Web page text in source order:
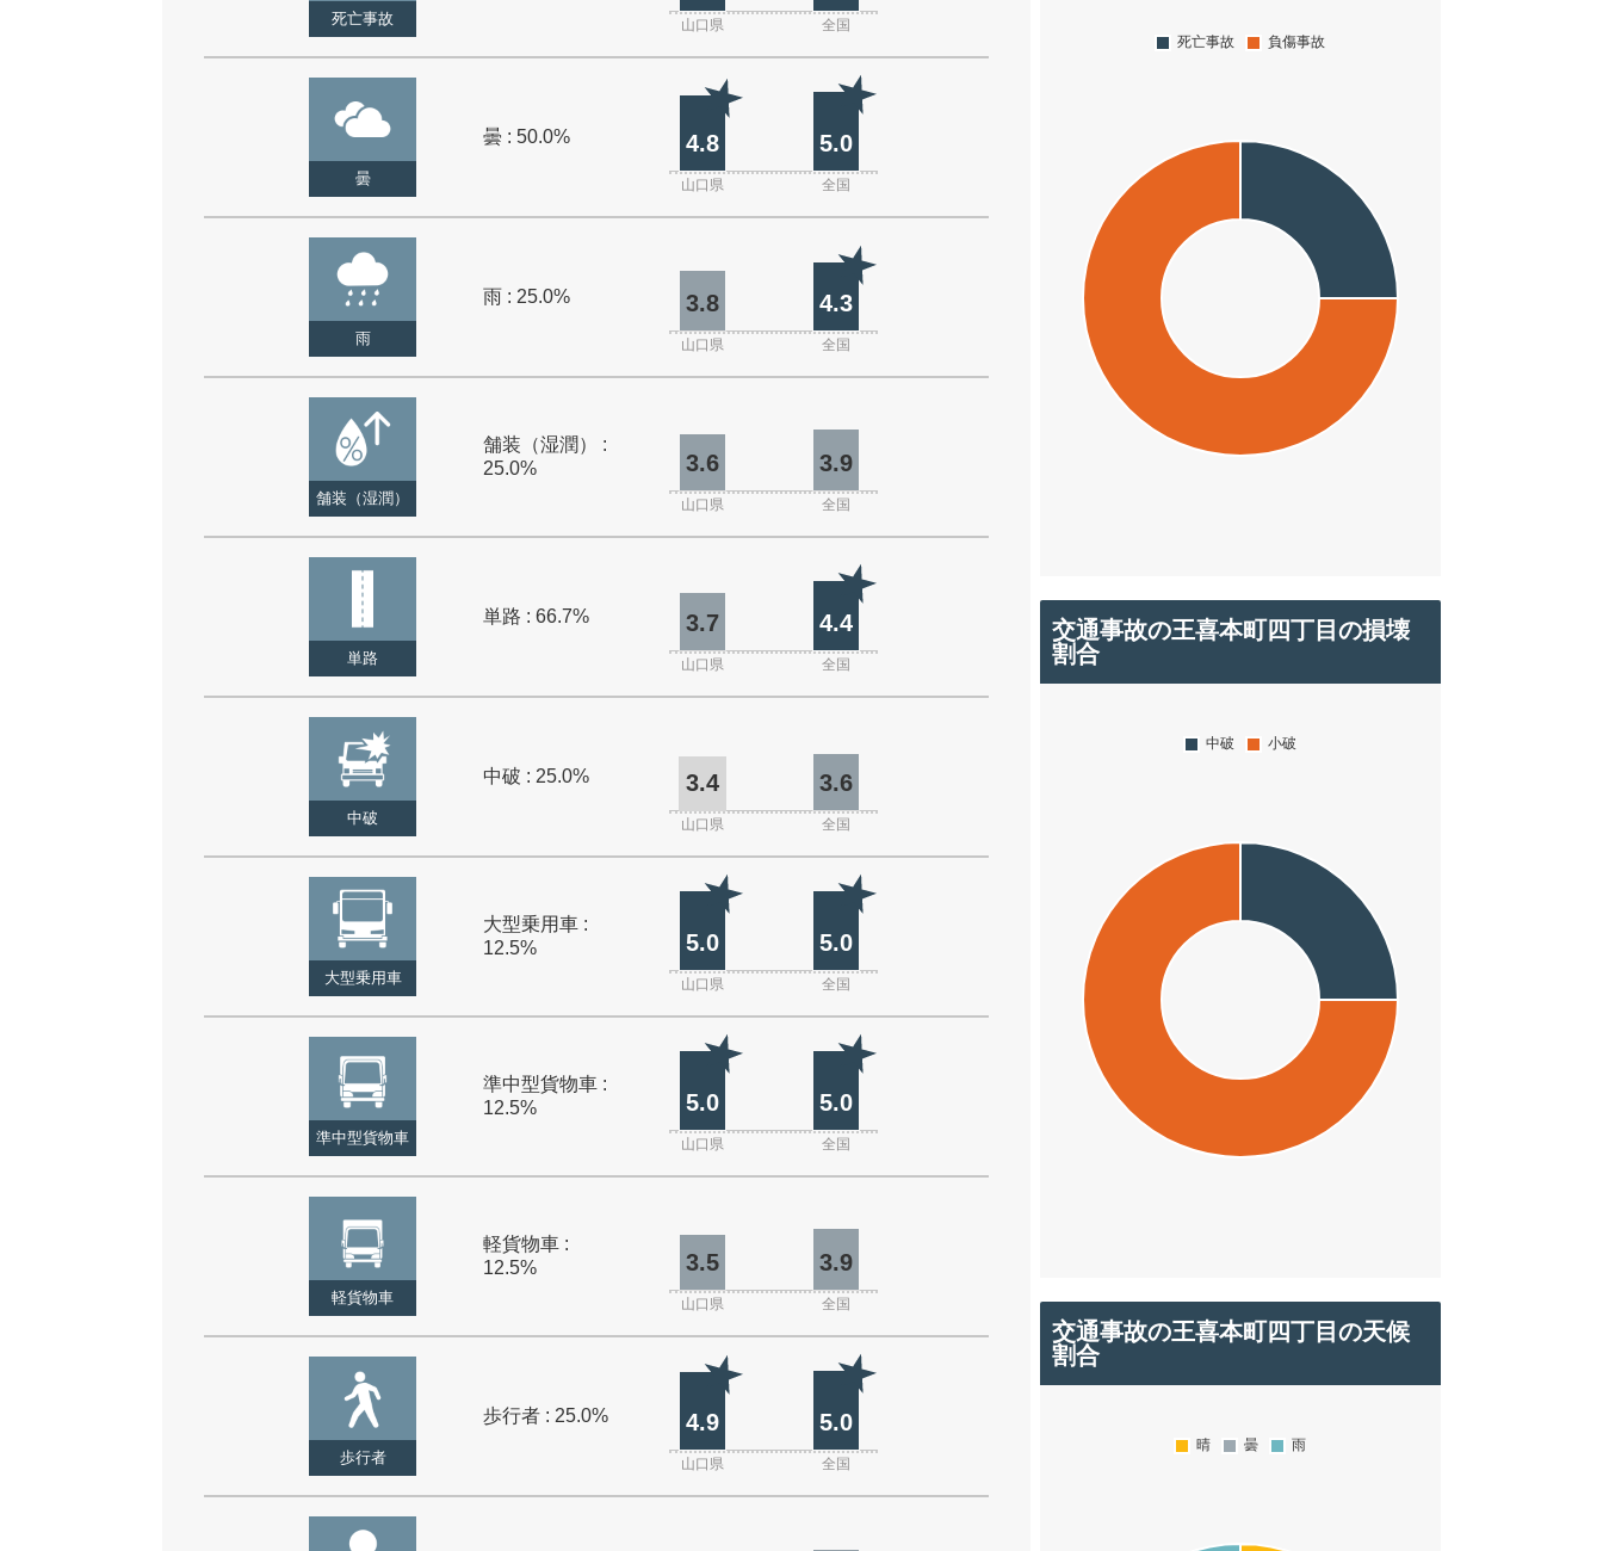
死亡事故 山口県 全国
曇
曇 : 50.0% 4.8 5.0
山口県 全国
雨
雨 : 25.0% 3.8 4.3
山口県 全国
舗装（湿潤）
舗装（湿潤） :
25.0%
3.6 3.9
山口県 全国
単路
単路 : 66.7% 3.7 4.4
山口県 全国
中破
中破 : 25.0% 3.4 3.6
山口県 全国
大型乗用車
大型乗用車 :
12.5%
5.0 5.0
山口県 全国
準中型貨物車
準中型貨物車 :
12.5%
5.0 5.0
山口県 全国
軽貨物車
軽貨物車 :
12.5%
3.5 3.9
山口県 全国
歩行者
歩行者 : 25.0% 4.9 5.0
山口県 全国
交通事故の王喜本町四丁目の損壊
割合
交通事故の王喜本町四丁目の天候
割合